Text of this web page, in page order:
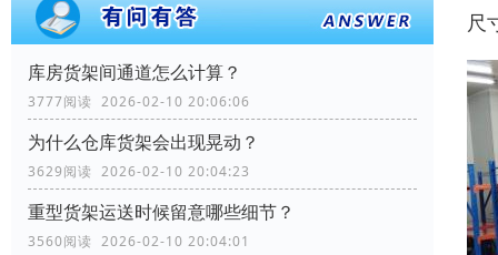
库房货架间通道怎么计算？
3777阅读 2026-02-10 20:06:06
为什么仓库货架会出现晃动？
3629阅读 2026-02-10 20:04:23
重型货架运送时候留意哪些细节？
3560阅读 2026-02-10 20:04:01
尺